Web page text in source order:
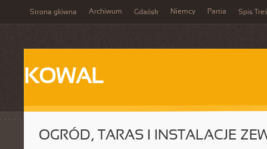
Strona główna Archiwum Gdańsk Niemcy Partia Spis
KOWAL
OGRÓD, TARAS I INSTALACJE